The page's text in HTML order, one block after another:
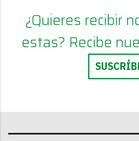
¿Quieres recibir
estas? Recibe